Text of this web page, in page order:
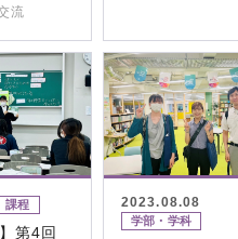
流
課程
第4回
2023.08.08
学部・学科